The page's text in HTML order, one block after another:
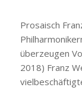
Prosaisch
überzeugen
2018) Franz